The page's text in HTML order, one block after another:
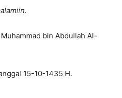
bin Abdullah Al-
15-10-1435 H.